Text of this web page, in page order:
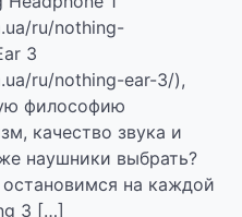
ru/nothing-
3
ru/nothing-ear-3/),
философию
качество звука и
наушники выбрать?
на каждой
3 […]